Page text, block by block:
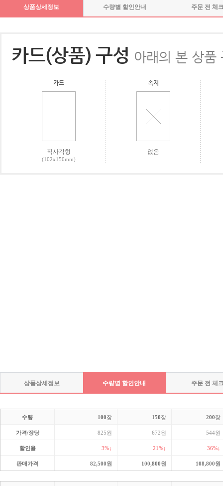
상품상세정보 수량별 할인안내 주문 전 체
카드(상품) 구성 아래의 본 상품
카드
직사각형
(102x150mm)
속지
없음
상품상세정보 수량별 할인안내 주문 전 체
수량 100장 150장 200장
가격/장당 825원 672원 544원
할인율 3%↓ 21%↓ 36%↓
판매가격 82,500원 100,800원 108,800원